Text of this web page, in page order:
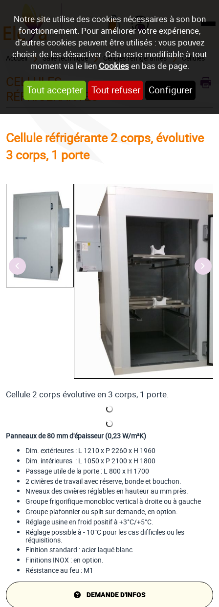
Notre site utilise des cookies nécessaires à son bon
fonctionnement. Pour améliorer votre expérience,
d’autres cookies peuvent être utilisés : vous pouvez
choisir de les désactiver. Cela reste modifiable à tout
moment via le lien Cookiesen bas de page.
Tout accepter Tout refuser Configurer
Mon compte
Accueil Salle technique Cellules réfrigérantes Cellules
REF : CELL3C1P
CELLULES
RÉFRIGÉRANTES
Cellule réfrigérante 2 corps, évolutive
3 corps, 1 porte
Cellule 2 corps évolutive en 3 corps, 1 porte.
Panneaux de 80 mm d'épaisseur (0,23 W/m²K)
Dim. extérieures : L 1210 x P 2260 x H 1960
Dim. intérieures : L 1050 x P 2100 x H 1800
Passage utile de la porte : L 800 x H 1700
2 civières de travail avec réserve, bonde et bouchon.
Niveaux des civières réglables en hauteur au mm près.
Groupe frigorifique monobloc vertical à droite ou à gauche
Groupe plafonnier ou split sur demande, en option.
Réglage usine en froid positif à +3°C/+5°C.
Réglage possible à - 10°C pour les cas difficiles ou les
réquisitions.
Finition standard : acier laqué blanc.
Finitions INOX : en option.
Résistance au feu : M1
DEMANDE D'INFOS